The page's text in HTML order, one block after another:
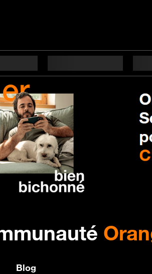
Blog